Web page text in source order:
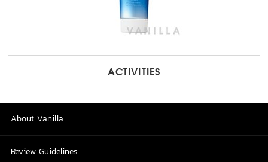
ACTIVITIES
About Vanilla
Review Guidelines